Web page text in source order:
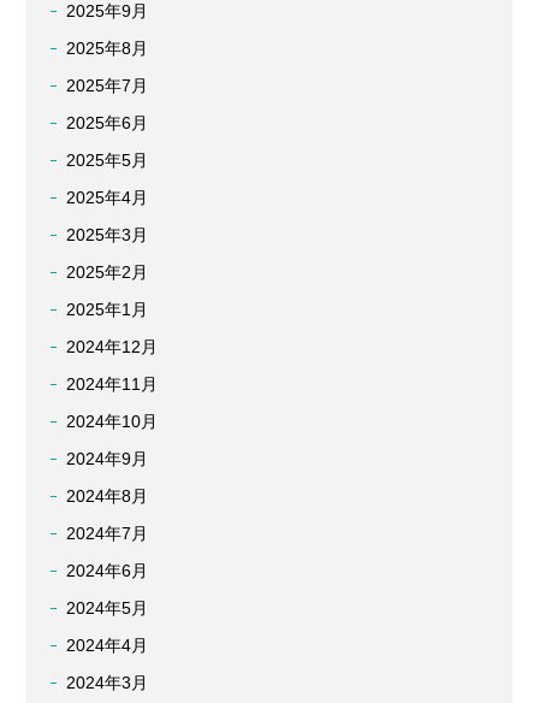
2025年9月
2025年8月
2025年7月
2025年6月
2025年5月
2025年4月
2025年3月
2025年2月
2025年1月
2024年12月
2024年11月
2024年10月
2024年9月
2024年8月
2024年7月
2024年6月
2024年5月
2024年4月
2024年3月